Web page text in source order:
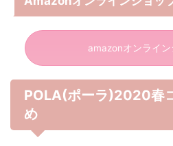
amazonオンライ
POLA(ポーラ)2020春
め